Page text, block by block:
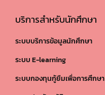
บริการสำหรับนักศึกษา
ระบบบริการข้อมูลนักศึกษา
ระบบ E-learning
ระบบกองทุนกู้ยืมเพื่อการศึกษา